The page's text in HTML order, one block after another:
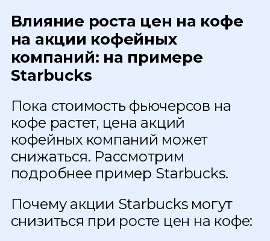
Влияние роста цен на кофе
на акции кофейных
компаний: на примере
Starbucks
Пока стоимость фьючерсов на
кофе растет, цена акций
кофейных компаний может
снижаться. Рассмотрим
подробнее пример Starbucks.
Почему акции Starbucks могут
снизиться при росте цен на кофе: